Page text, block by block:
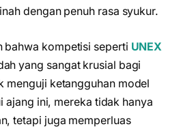
dengan penuh rasa syukur.
bahwa kompetisi seperti UNEX
yang sangat krusial bagi
menguji ketangguhan model
ajang ini, mereka tidak hanya
tetapi juga memperluas